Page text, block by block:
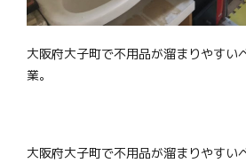
大阪府大子町で不用品が溜まりやすい
業。
大阪府大子町で不用品が溜まりやすい